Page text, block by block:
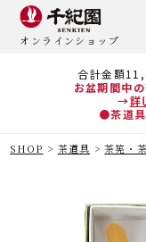
合計金額
お盆期間中
→詳
●茶道具
オンラインショップ
SHOP 茶道具 茶筅・